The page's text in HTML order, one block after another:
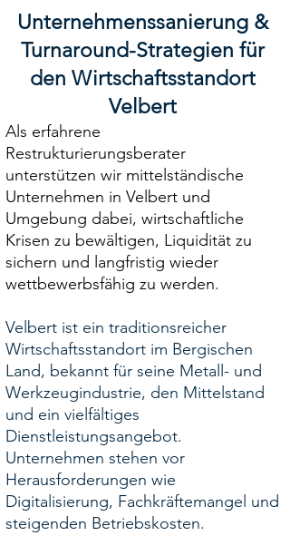
Unternehmenssanierung &
Turnaround-Strategien für
den Wirtschaftsstandort
Velbert
Als erfahrene
Restrukturierungsberater
unterstützen wir mittelständische
Unternehmen in Velbert und
Umgebung dabei, wirtschaftliche
Krisen zu bewältigen, Liquidität zu
sichern und langfristig wieder
wettbewerbsfähig zu werden.
Velbert ist ein traditionsreicher
Wirtschaftsstandort im Bergischen
Land, bekannt für seine Metall- und
Werkzeugindustrie, den Mittelstand
und ein vielfältiges
Dienstleistungsangebot.
Unternehmen stehen vor
Herausforderungen wie
Digitalisierung, Fachkräftemangel und
steigenden Betriebskosten.